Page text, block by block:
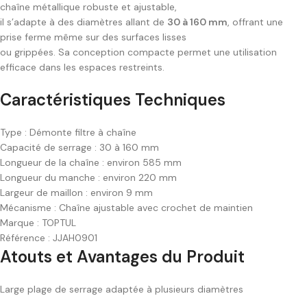
chaîne métallique robuste et ajustable,
il s’adapte à des diamètres allant de 30 à 160 mm, offrant une
prise ferme même sur des surfaces lisses
ou grippées. Sa conception compacte permet une utilisation
efficace dans les espaces restreints.
Caractéristiques Techniques
Type : Démonte filtre à chaîne
Capacité de serrage : 30 à 160 mm
Longueur de la chaîne : environ 585 mm
Longueur du manche : environ 220 mm
Largeur de maillon : environ 9 mm
Mécanisme : Chaîne ajustable avec crochet de maintien
Marque : TOPTUL
Référence : JJAH0901
Atouts et Avantages du Produit
Large plage de serrage adaptée à plusieurs diamètres